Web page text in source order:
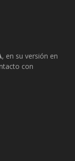
, en su versión en
con